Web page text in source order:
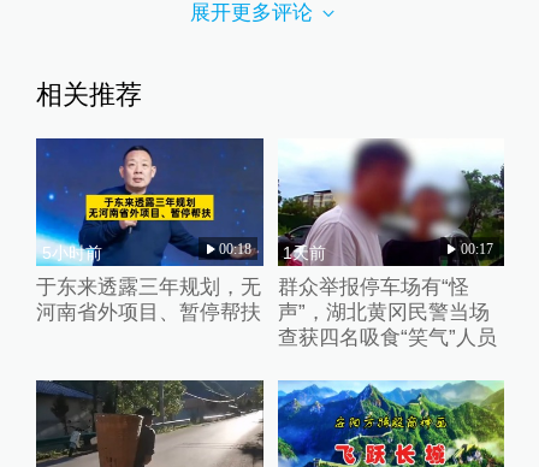
展开更多评论
相关推荐
5小时前 00:18
于东来透露三年规划，无
河南省外项目、暂停帮扶
1天前 00:17
群众举报停车场有“怪
声”，湖北黄冈民警当场
查获四名吸食“笑气”人员